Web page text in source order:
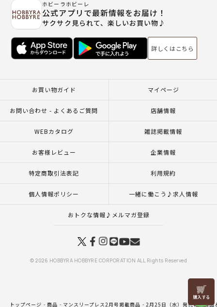
リリヤン
フェア
ホビーラホビーレ
公式アプリで最新情報をお届け！
サクサク見られて、楽しいお買い物♪
詳しくはこちら
お買い物ガイド マイページ
お問い合わせ - よくあるご質問 店舗情報
WEBカタログ 雑誌掲載情報
お客様レビュー 企業情報
特定商取引法表記 利用規約
個人情報ポリシー 一緒に働こう♪求人情報
おトクな情報♪メルマガ登録
© 2026 HOBBYRA HOBBYRE CORPORATION ALL Rights Reserved
トップページ 商品 マンスリープレス2月号掲載商品 2月25日（水）発売の新商品